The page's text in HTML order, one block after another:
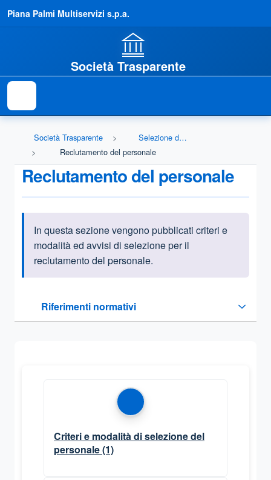
Piana Palmi Multiservizi s.p.a.
Società Trasparente
Società Trasparente
Selezione del personale
Reclutamento del personale
Reclutamento del personale
Informazioni introduttive
In questa sezione vengono pubblicati criteri e
modalità ed avvisi di selezione per il
reclutamento del personale.
Riferimenti normativi
Sezione compressa
Criteri e modalità di selezione del
personale(1)